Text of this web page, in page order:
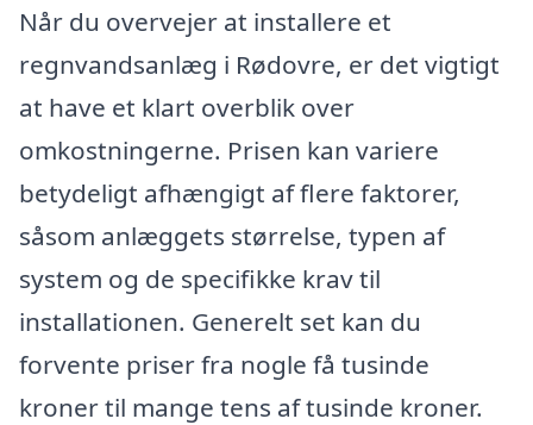
Når du overvejer at installere et
regnvandsanlæg i Rødovre, er det vigtigt
at have et klart overblik over
omkostningerne. Prisen kan variere
betydeligt afhængigt af flere faktorer,
såsom anlæggets størrelse, typen af
system og de specifikke krav til
installationen. Generelt set kan du
forvente priser fra nogle få tusinde
kroner til mange tens af tusinde kroner.